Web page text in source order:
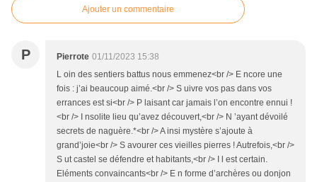
Ajouter un commentaire
P Pierrote 01/11/2023 15:38
L oin des sentiers battus nous emmenez<br /> E ncore une
fois : j’ai beaucoup aimé.<br /> S uivre vos pas dans vos
errances est si<br /> P laisant car jamais l’on encontre ennui !
<br /> I nsolite lieu qu’avez découvert,<br /> N ’ayant dévoilé
secrets de naguère.*<br /> A insi mystère s’ajoute à
grand’joie<br /> S avourer ces vieilles pierres ! Autrefois,<br />
S ut castel se défendre et habitants,<br /> I l est certain.
Eléments convaincants<br /> E n forme d’archères ou donjon